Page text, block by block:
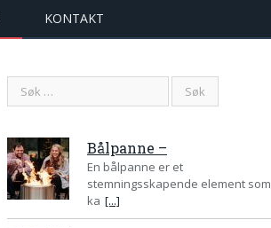
KONTAKT
Bålpanne –
En bålpanne er et
stemningsskapende element som
ka [...]